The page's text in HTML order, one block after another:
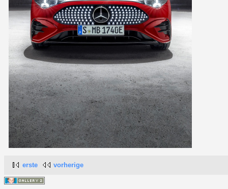
erste vorherige